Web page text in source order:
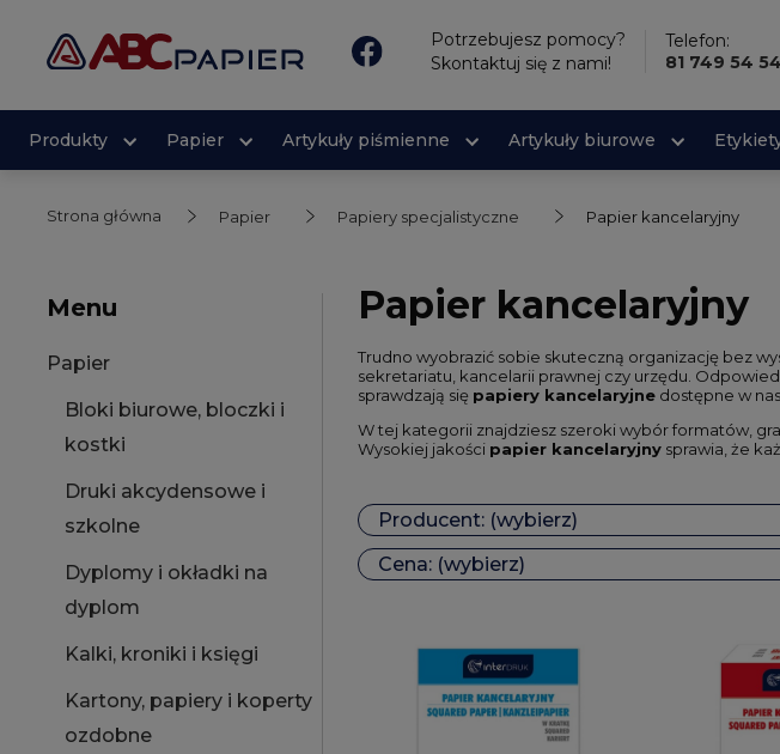
Potrzebujesz pomocy?
Skontaktuj się z nami!
Telefon:
81 749 54 54
Produkty Papier Artykuły piśmienne Artykuły biurowe
Strona główna Papier Papiery specjalistyczne Papier kancelaryjny
Menu
Papier
Bloki biurowe, bloczki i
kostki
Druki akcydensowe i
szkolne
Dyplomy i okładki na
dyplom
Kalki, kroniki i księgi
Kartony, papiery i koperty
ozdobne
Papier kancelaryjny
Trudno wyobrazić sobie skuteczną organizację bez
sekretariatu, kancelarii prawnej czy urzędu.
sprawdzają się papiery kancelaryjne dostępne w
W tej kategorii znajdziesz szeroki wybór formatów,
Wysokiej jakości papier kancelaryjny sprawia, że
Producent: (wybierz)
Cena: (wybierz)